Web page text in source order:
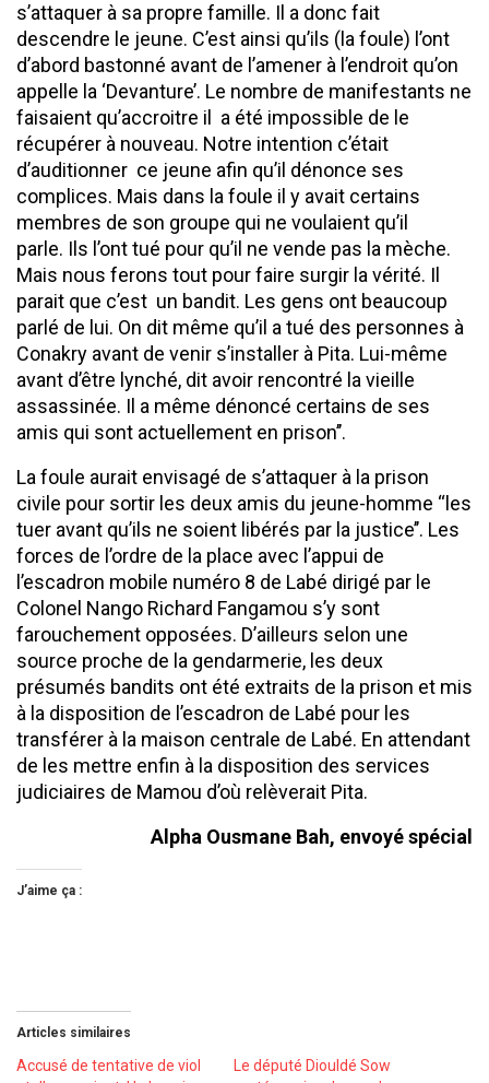
s’attaquer à sa propre famille. Il a donc fait
descendre le jeune. C’est ainsi qu’ils (la foule) l’ont
d’abord bastonné avant de l’amener à l’endroit qu’on
appelle la ‘Devanture’. Le nombre de manifestants ne
faisaient qu’accroitre il a été impossible de le
récupérer à nouveau. Notre intention c’était
d’auditionner ce jeune afin qu’il dénonce ses
complices. Mais dans la foule il y avait certains
membres de son groupe qui ne voulaient qu’il
parle. Ils l’ont tué pour qu’il ne vende pas la mèche.
Mais nous ferons tout pour faire surgir la vérité. Il
parait que c’est un bandit. Les gens ont beaucoup
parlé de lui. On dit même qu’il a tué des personnes à
Conakry avant de venir s’installer à Pita. Lui-même
avant d’être lynché, dit avoir rencontré la vieille
assassinée. Il a même dénoncé certains de ses
amis qui sont actuellement en prison’’.
La foule aurait envisagé de s’attaquer à la prison
civile pour sortir les deux amis du jeune-homme ‘‘les
tuer avant qu’ils ne soient libérés par la justice’’. Les
forces de l’ordre de la place avec l’appui de
l’escadron mobile numéro 8 de Labé dirigé par le
Colonel Nango Richard Fangamou s’y sont
farouchement opposées. D’ailleurs selon une
source proche de la gendarmerie, les deux
présumés bandits ont été extraits de la prison et mis
à la disposition de l’escadron de Labé pour les
transférer à la maison centrale de Labé. En attendant
de les mettre enfin à la disposition des services
judiciaires de Mamou d’où relèverait Pita.
Alpha Ousmane Bah, envoyé spécial
J’aime ça :
Articles similaires
Accusé de tentative de viol
Le député Diouldé Sow